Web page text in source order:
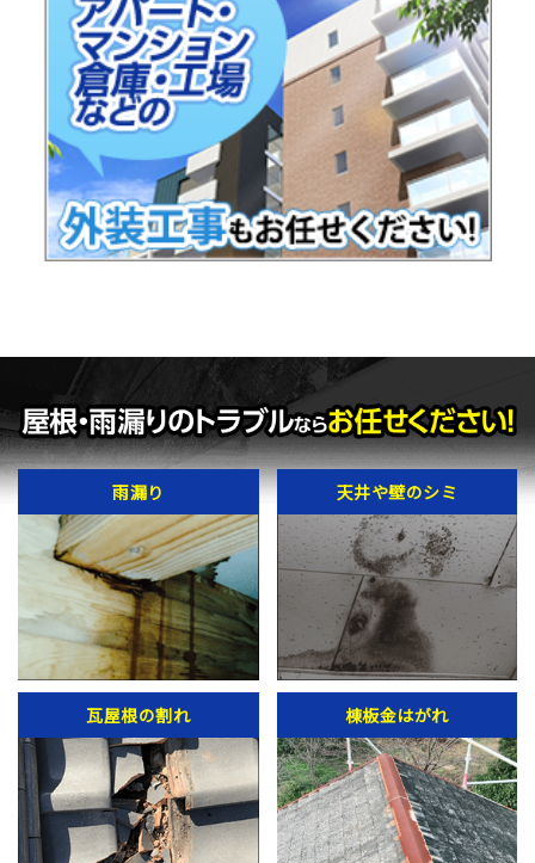
雨漏り 天井や壁のシミ
瓦屋根の割れ 棟板金はがれ